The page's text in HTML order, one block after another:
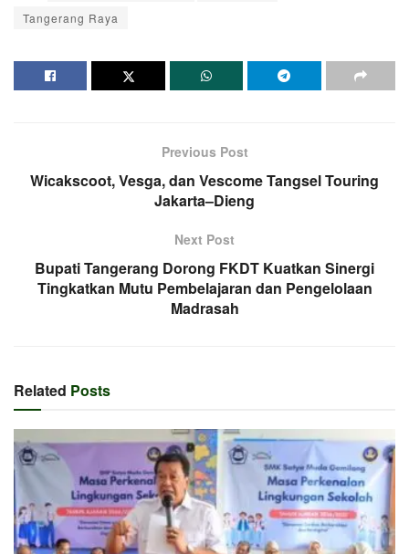
Tangerang Raya
Previous Post
Wicakscoot, Vesga, dan Vescome Tangsel Touring
Jakarta–Dieng
Next Post
Bupati Tangerang Dorong FKDT Kuatkan Sinergi
Tingkatkan Mutu Pembelajaran dan Pengelolaan
Madrasah
Related Posts